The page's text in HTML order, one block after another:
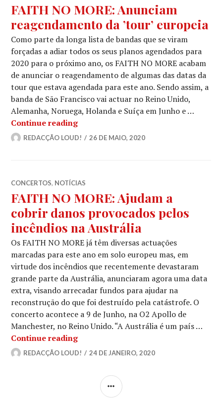
FAITH NO MORE: Anunciam
reagendamento da ’tour’ europeia
Como parte da longa lista de bandas que se viram
forçadas a adiar todos os seus planos agendados para
2020 para o próximo ano, os FAITH NO MORE acabam
de anunciar o reagendamento de algumas das datas da
tour que estava agendada para este ano. Sendo assim, a
banda de São Francisco vai actuar no Reino Unido,
Alemanha, Noruega, Holanda e Suíça em Junho e …
Continue readingFAITH NO MORE: Anunciam
REDACÇÃO LOUD! 26 DE MAIO, 2020
CONCERTOS, NOTÍCIAS
FAITH NO MORE: Ajudam a
cobrir danos provocados pelos
incêndios na Austrália
Os FAITH NO MORE já têm diversas actuações
marcadas para este ano em solo europeu mas, em
virtude dos incêndios que recentemente devastaram
grande parte da Austrália, anunciaram agora uma data
extra, visando arrecadar fundos para ajudar na
reconstrução do que foi destruído pela catástrofe. O
concerto acontece a 9 de Junho, na O2 Apollo de
Manchester, no Reino Unido. “A Austrália é um país …
Continue readingFAITH NO MORE: Ajudam a cobrir
REDACÇÃO LOUD! 24 DE JANEIRO, 2020
SIDEBAR